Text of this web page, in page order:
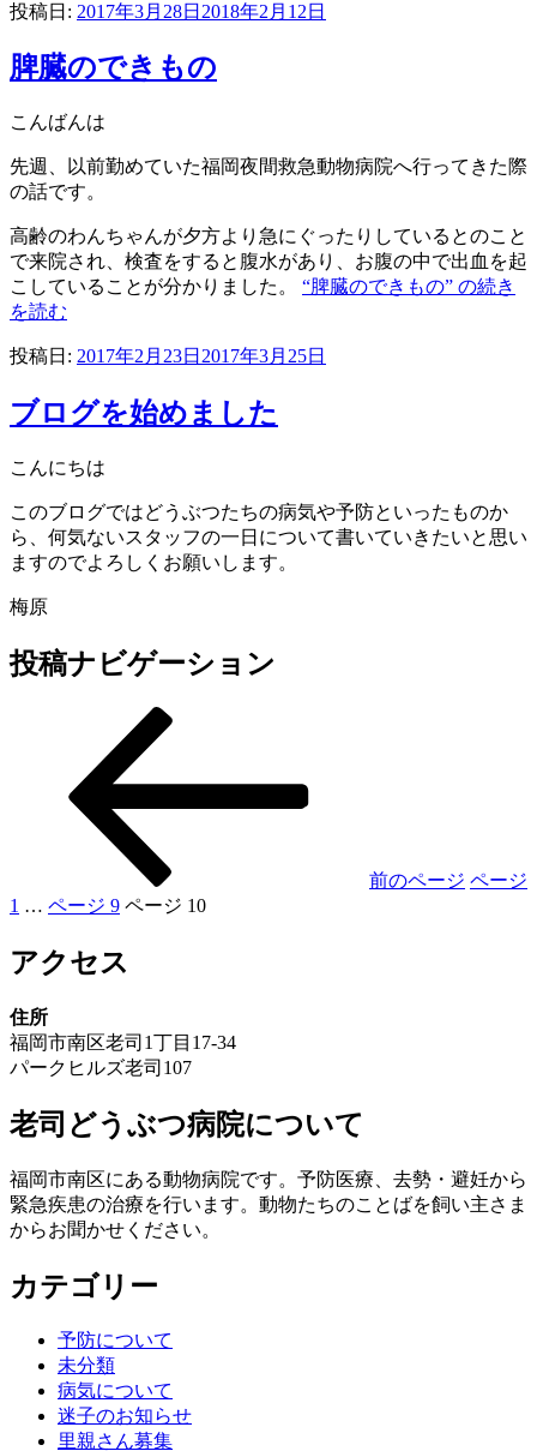
投稿日: 2017年3月28日 2018年2月12日
脾臓のできもの
こんばんは
先週、以前勤めていた福岡夜間救急動物病院へ行ってきた際
の話です。
高齢のわんちゃんが夕方より急にぐったりしているとのこと
で来院され、検査をすると腹水があり、お腹の中で出血を起
こしていることが分かりました。 “脾臓のできもの” の続き
を読む
投稿日: 2017年2月23日 2017年3月25日
ブログを始めました
こんにちは
このブログではどうぶつたちの病気や予防といったものか
ら、何気ないスタッフの一日について書いていきたいと思い
ますのでよろしくお願いします。
梅原
投稿ナビゲーション
前のページ ページ
1 … ページ 9 ページ 10
アクセス
住所
福岡市南区老司1丁目17-34
パークヒルズ老司107
老司どうぶつ病院について
福岡市南区にある動物病院です。予防医療、去勢・避妊から
緊急疾患の治療を行います。動物たちのことばを飼い主さま
からお聞かせください。
カテゴリー
予防について
未分類
病気について
迷子のお知らせ
里親さん募集